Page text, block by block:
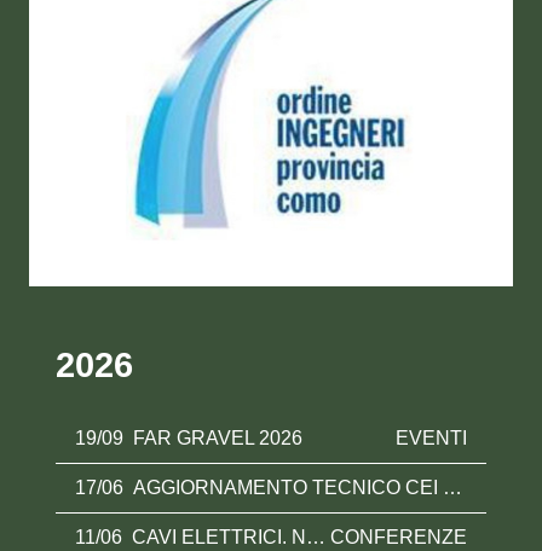
2026
19/09 FAR GRAVEL 2026 EVENTI
17/06 AGGIORNAMENTO TECNICO CEI 64-8 • IMPIANTI FOTOVOLTAICI E PREVENZIONE INCENDI • SICUREZZA ELETTRICA NEI CANTIERI
11/06 CAVI ELETTRICI. NOVITA' NORMATIVE I CAVI IN AMBIENTI PARTICOLARI LA SCELTA DEL GIUSTO CAVO E DELLA SUA PROTEZIONE CONFERENZE